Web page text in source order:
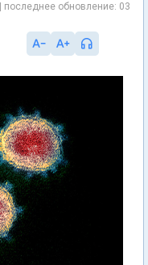
последнее обновление: 03